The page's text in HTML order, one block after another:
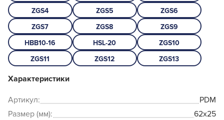
ZGS4
ZGS5
ZGS6
ZGS7
ZGS8
ZGS9
HBB10-16
HSL-20
ZGS10
ZGS11
ZGS12 ZGS13
Характеристики
Артикул:
PDM
Размер (мм):
62x25